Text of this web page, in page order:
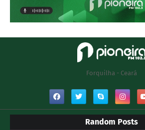
Forquilha - Ceará
Random Posts